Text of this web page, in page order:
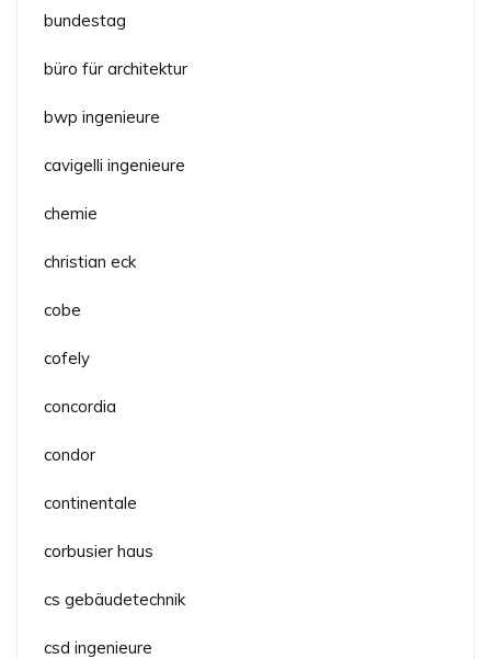
bundestag
büro für architektur
bwp ingenieure
cavigelli ingenieure
chemie
christian eck
cobe
cofely
concordia
condor
continentale
corbusier haus
cs gebäudetechnik
csd ingenieure